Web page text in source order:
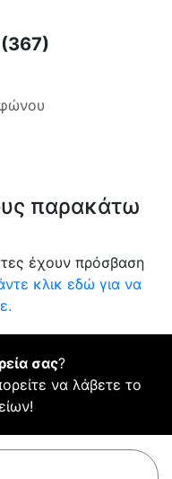
(367)
παρακάτω
έχουν πρόσβαση
κλικ εδώ για να
σας?
να λάβετε το